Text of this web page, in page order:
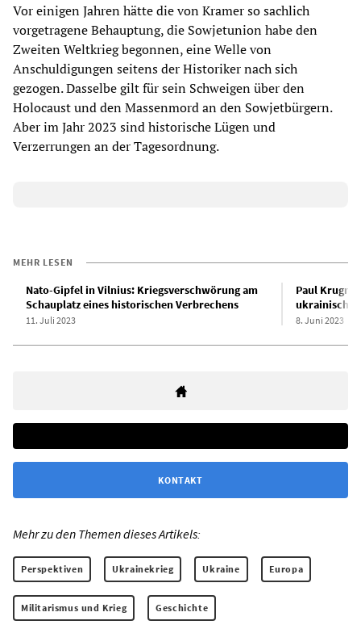
Vor einigen Jahren hätte die von Kramer so sachlich
vorgetragene Behauptung, die Sowjetunion habe den
Zweiten Weltkrieg begonnen, eine Welle von
Anschuldigungen seitens der Historiker nach sich
gezogen. Dasselbe gilt für sein Schweigen über den
Holocaust und den Massenmord an den Sowjetbürgern.
Aber im Jahr 2023 sind historische Lügen und
Verzerrungen an der Tagesordnung.
MEHR LESEN
Nato-Gipfel in Vilnius: Kriegsverschwörung am
Schauplatz eines historischen Verbrechens
11. Juli 2023
Paul
8. Juni 2023
KONTAKT
Mehr zu den Themen dieses Artikels:
Perspektiven Ukrainekrieg Ukraine Europa
Militarismus und Krieg Geschichte